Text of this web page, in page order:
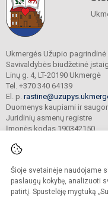
Šioje svetainėje naudojame
paslaugų kokybę, analizuoti
patirtį. Spustelėję mygtuką
Ukmergės Užupio pagrindinė
Savivaldybės biudžetinė
Linų g. 4, LT-20190 Ukmergė
Tel. +370 340 64139
El. p.
Duomenys kaupiami ir
Juridinių asmenų registre
Įmonės kodas 190342150
© 2022. Ukmergės Užupio
Kopijuoti turinį be raštiško